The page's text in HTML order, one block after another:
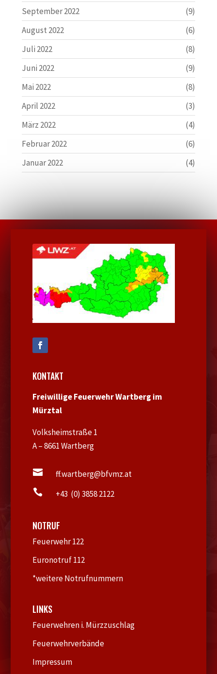
September 2022
(9)
August 2022
(6)
Juli 2022
(8)
Juni 2022
(9)
Mai 2022
(8)
April 2022
(3)
März 2022
(4)
Februar 2022
(6)
Januar 2022
(4)
KONTAKT
Freiwillige Feuerwehr Wartberg im
Mürztal
Volksheimstraße 1
A – 8661 Wartberg
 ff.wartberg@bfvmz.at
 +43 (0) 3858 2122
NOTRUF
Feuerwehr 122
Euronotruf 112
*weitere Notrufnummern
LINKS
Feuerwehren i. Mürzzuschlag
Feuerwehrverbände
Impressum